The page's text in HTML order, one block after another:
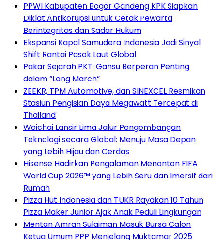
PPWI Kabupaten Bogor Gandeng KPK Siapkan
Diklat Antikorupsi untuk Cetak Pewarta
Berintegritas dan Sadar Hukum
Ekspansi Kapal Samudera Indonesia Jadi Sinyal
Shift Rantai Pasok Laut Global
Pakar Sejarah PKT: Gansu Berperan Penting
dalam “Long March”
ZEEKR, TPM Automotive, dan SINEXCEL Resmikan
Stasiun Pengisian Daya Megawatt Tercepat di
Thailand
Weichai Lansir Lima Jalur Pengembangan
Teknologi secara Global: Menuju Masa Depan
yang Lebih Hijau dan Cerdas
Hisense Hadirkan Pengalaman Menonton FIFA
World Cup 2026™ yang Lebih Seru dan Imersif dari
Rumah
Pizza Hut Indonesia dan TUKR Rayakan 10 Tahun
Pizza Maker Junior Ajak Anak Peduli Lingkungan
Mentan Amran Sulaiman Masuk Bursa Calon
Ketua Umum PPP Menjelang Muktamar 2025